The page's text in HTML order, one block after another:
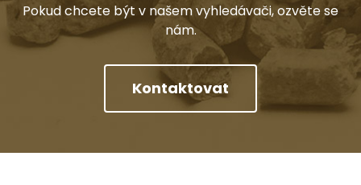
Pokud chcete být v našem vyhledávači, ozvěte se
nám.
Kontaktovat